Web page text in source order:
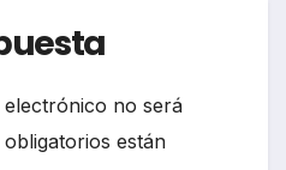
no será
están